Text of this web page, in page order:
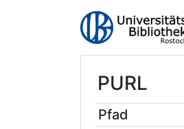
PURL
Pfad